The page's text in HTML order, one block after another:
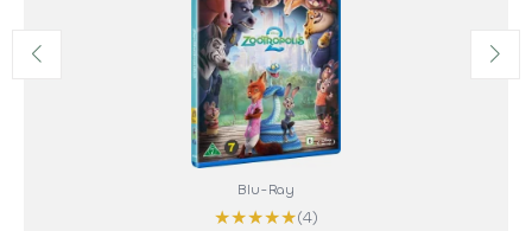
Blu-Ray
★★★★★(4)